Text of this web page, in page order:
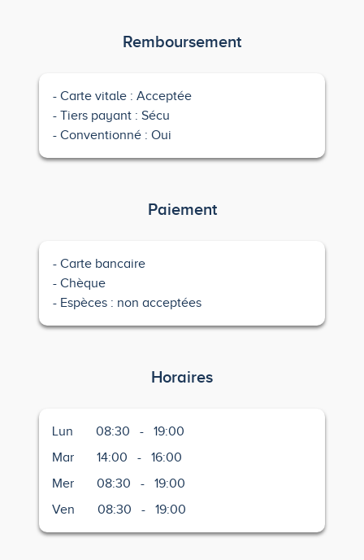
Remboursement
Carte vitale : Acceptée
Tiers payant : Sécu
Conventionné : Oui
Paiement
Carte bancaire
Chèque
Espèces : non acceptées
Horaires
Lun 08:30 -
19:00
Mar
14:00 -
16:00
Mer
08:30 -
19:00
Ven
08:30 - 19:00